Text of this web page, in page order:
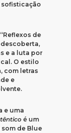
de
e a luta por
O estilo
com letras
e
e uma
é um
de Blue